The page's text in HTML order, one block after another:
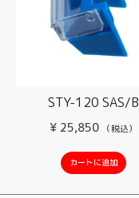
STY-120 SAS/B
¥ 25,850 （税込）
カートに追加